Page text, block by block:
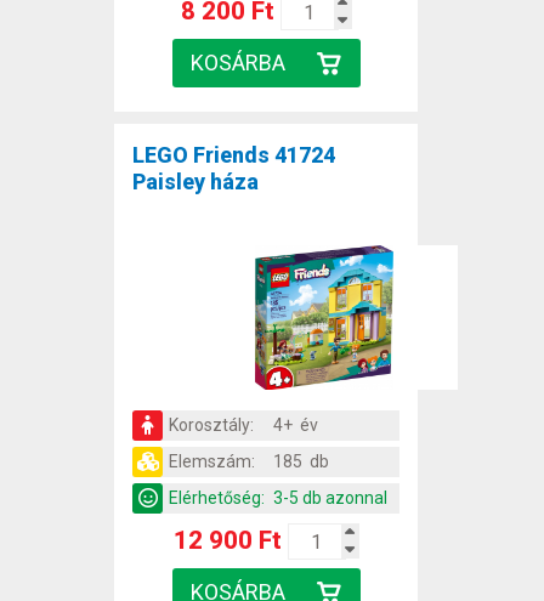
8 200 Ft
LEGO Friends 41724
Paisley háza
Korosztály:
4+ év
Elemszám:
185 db
Elérhetőség: 3-5 db azonnal
12 900 Ft